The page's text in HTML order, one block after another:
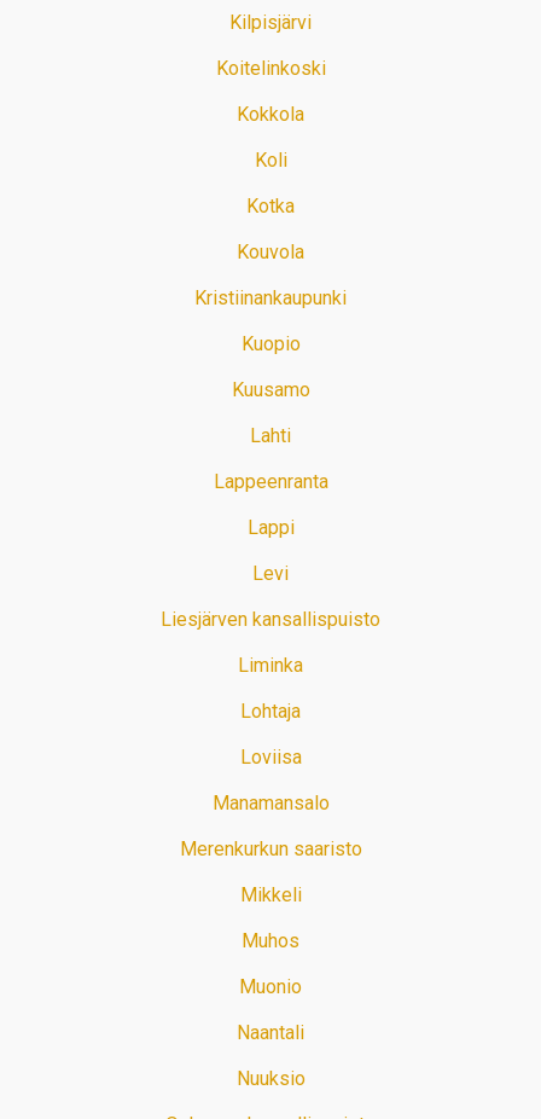
Kilpisjärvi
Koitelinkoski
Kokkola
Koli
Kotka
Kouvola
Kristiinankaupunki
Kuopio
Kuusamo
Lahti
Lappeenranta
Lappi
Levi
Liesjärven kansallispuisto
Liminka
Lohtaja
Loviisa
Manamansalo
Merenkurkun saaristo
Mikkeli
Muhos
Muonio
Naantali
Nuuksio